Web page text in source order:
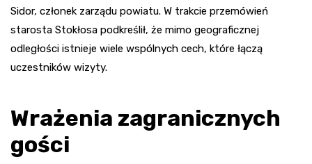
Sidor, członek zarządu powiatu. W trakcie przemówień
starosta Stokłosa podkreślił, że mimo geograficznej
odległości istnieje wiele wspólnych cech, które łączą
uczestników wizyty.
Wrażenia zagranicznych
gości